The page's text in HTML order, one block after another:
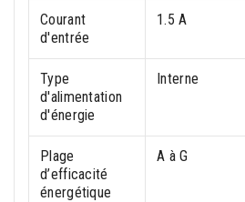
Courant
d'entrée
1.5 A
Type
d'alimentation
d'énergie
Interne
Plage
d’efficacité
énergétique
A à G